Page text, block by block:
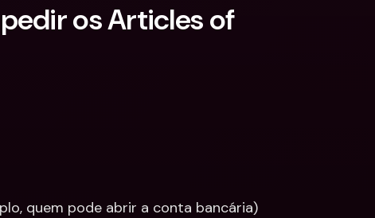
os Articles of
quem pode abrir a conta bancária)